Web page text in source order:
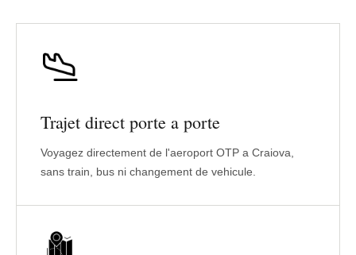
Trajet direct porte a porte
Voyagez directement de l'aeroport OTP a Craiova,
sans train, bus ni changement de vehicule.